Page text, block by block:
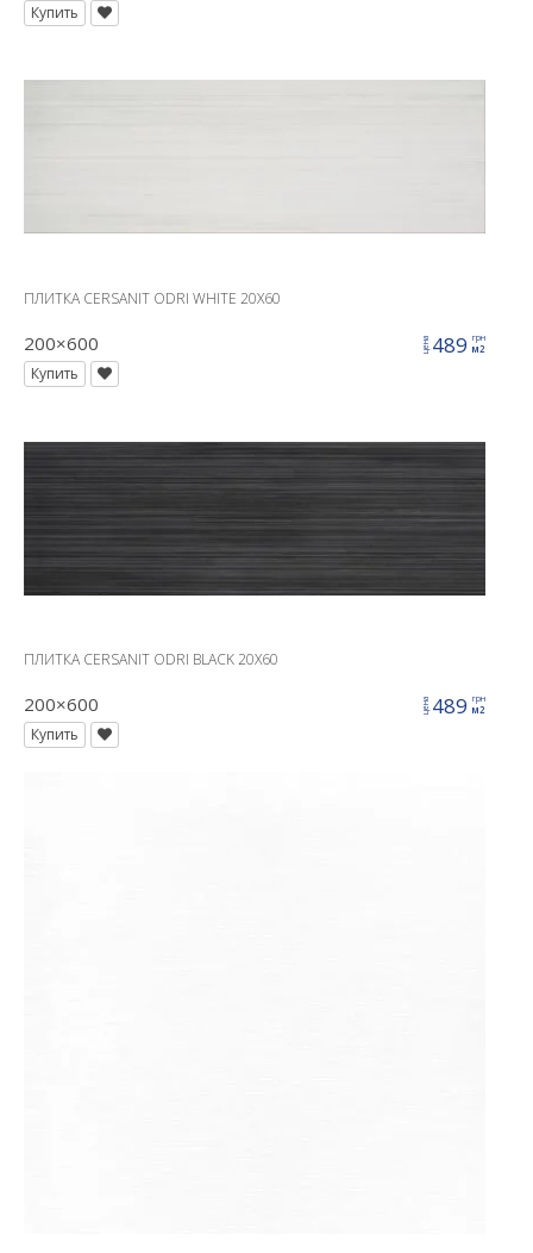
Купить
ПЛИТКА CERSANIT ODRI WHITE 20X60
200×600 цена 489 грн
м2
Купить
ПЛИТКА CERSANIT ODRI BLACK 20X60
200×600 цена489 грн
м2
Купить